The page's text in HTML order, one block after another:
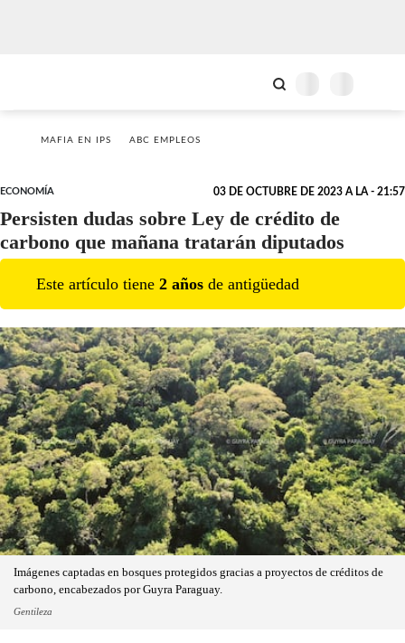
MAFIA EN IPS ABC EMPLEOS
ECONOMÍA 03 DE OCTUBRE DE 2023 A LA - 21:57
Persisten dudas sobre Ley de crédito de
carbono que mañana tratarán diputados
Este artículo tiene 2 años de antigüedad
Imágenes captadas en bosques protegidos gracias a proyectos de créditos de
carbono, encabezados por Guyra Paraguay.
Gentileza